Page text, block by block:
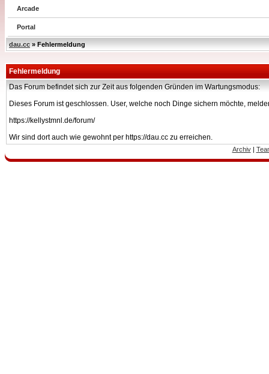
Arcade
Portal
dau.cc » Fehlermeldung
Fehlermeldung
Das Forum befindet sich zur Zeit aus folgenden Gründen im Wartungsmodus:
Dieses Forum ist geschlossen. User, welche noch Dinge sichern möchte,
https://kellystmnl.de/forum/
Wir sind dort auch wie gewohnt per https://dau.cc zu erreichen.
Archiv|